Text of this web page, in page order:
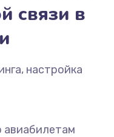
связи в
настройка